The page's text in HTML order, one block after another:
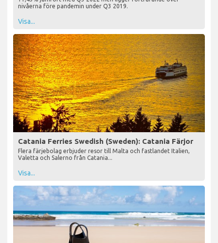
nivåerna före pandemin under Q3 2019.
Visa...
Catania Ferries Swedish (Sweden): Catania Färjor
Flera färjebolag erbjuder resor till Malta och fastlandet Italien,
Valetta och Salerno från Catania...
Visa...